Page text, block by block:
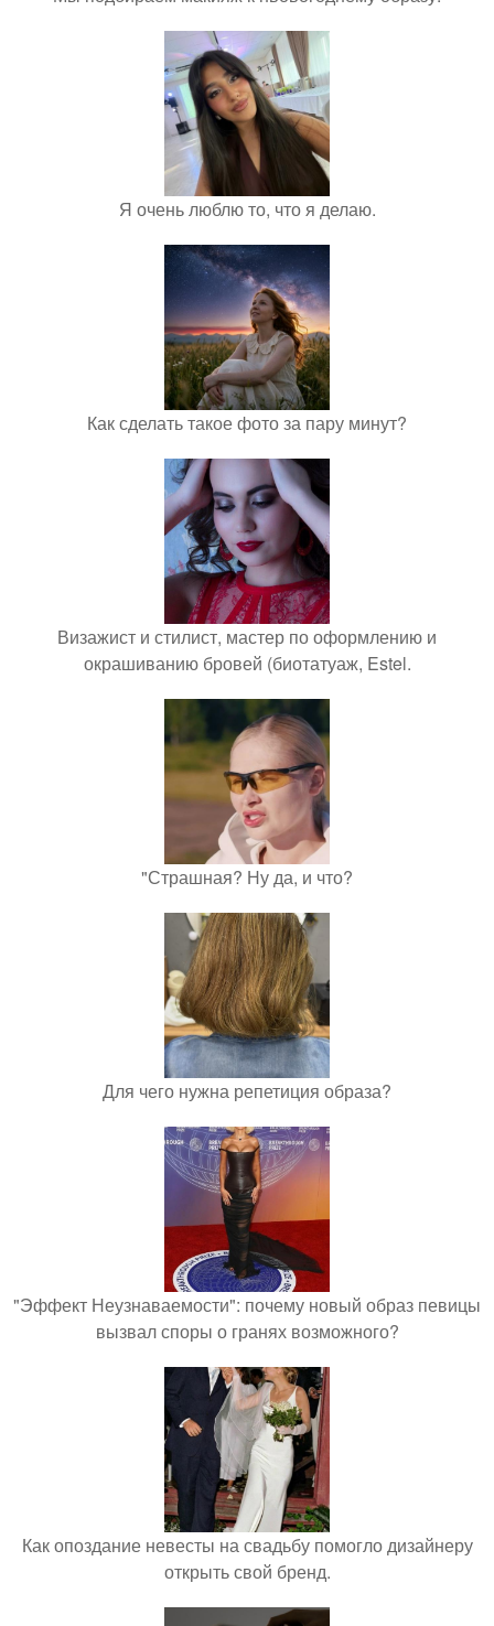
Я очень люблю то, что я делаю.
Как сделать такое фото за пару минут?
Визажист и стилист, мастер по оформлению и
окрашиванию бровей (биотатуаж, Estel.
"Страшная? Ну да, и что?
Для чего нужна репетиция образа?
"Эффект Неузнаваемости": почему новый образ певицы
вызвал споры о гранях возможного?
Как опоздание невесты на свадьбу помогло дизайнеру
открыть свой бренд.